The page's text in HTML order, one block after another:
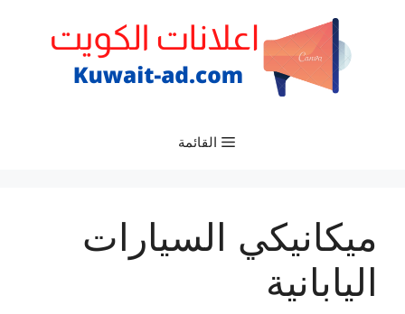
القائمة
ميكانيكي السيارات
اليابانية